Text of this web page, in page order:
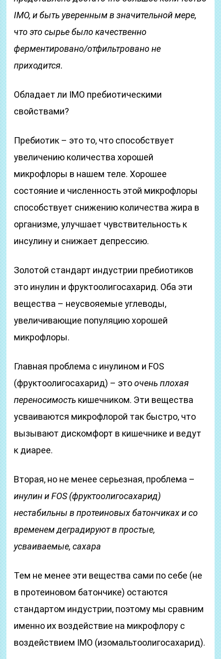
IMO, и быть уверенным в значительной мере,
что это сырье было качественно
ферментировано/отфильтровано не
приходится.
Обладает ли IMO пребиотическими
свойствами?
Пребиотик – это то, что способствует
увеличению количества хорошей
микрофлоры в нашем теле. Хорошее
состояние и численность этой микрофлоры
способствует снижению количества жира в
организме, улучшает чувствительность к
инсулину и снижает депрессию.
Золотой стандарт индустрии пребиотиков
это инулин и фруктоолигосахарид. Оба эти
вещества – неусвояемые углеводы,
увеличивающие популяцию хорошей
микрофлоры.
Главная проблема с инулином и FOS
(фруктоолигосахарид) – этоочень плохая
переносимость кишечником. Эти вещества
усваиваются микрофлорой так быстро, что
вызывают дискомфорт в кишечнике и ведут
к диарее.
Вторая, но не менее серьезная, проблема –
инулин и FOS (фруктоолигосахарид)
нестабильны в протеиновых батончиках и со
временем деградируют в простые,
усваиваемые, сахара
Тем не менее эти вещества сами по себе (не
в протеиновом батончике) остаются
стандартом индустрии, поэтому мы сравним
именно их воздействие на микрофлору с
воздействием IMO (изомальтоолигосахарид).